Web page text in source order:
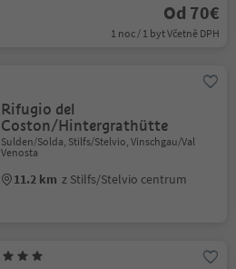
Od 70€
1 noc / 1 byt Včetně DPH
Rifugio del
Coston/Hintergrathütte
Sulden/Solda, Stilfs/Stelvio, Vinschgau/Val
Venosta
11.2 km z Stilfs/Stelvio centrum